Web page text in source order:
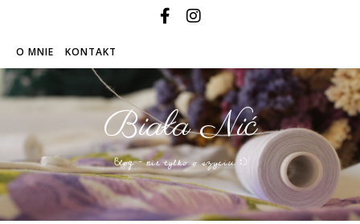
O MNIE KONTAKT
Biała Nić
Blog – nie tylko o szyciu :)